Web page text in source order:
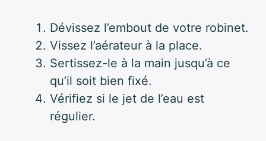
Dévissez l’embout de votre robinet.
Vissez l’aérateur à la place.
Sertissez-le à la main jusqu’à ce
qu’il soit bien fixé.
Vérifiez si le jet de l’eau est
régulier.